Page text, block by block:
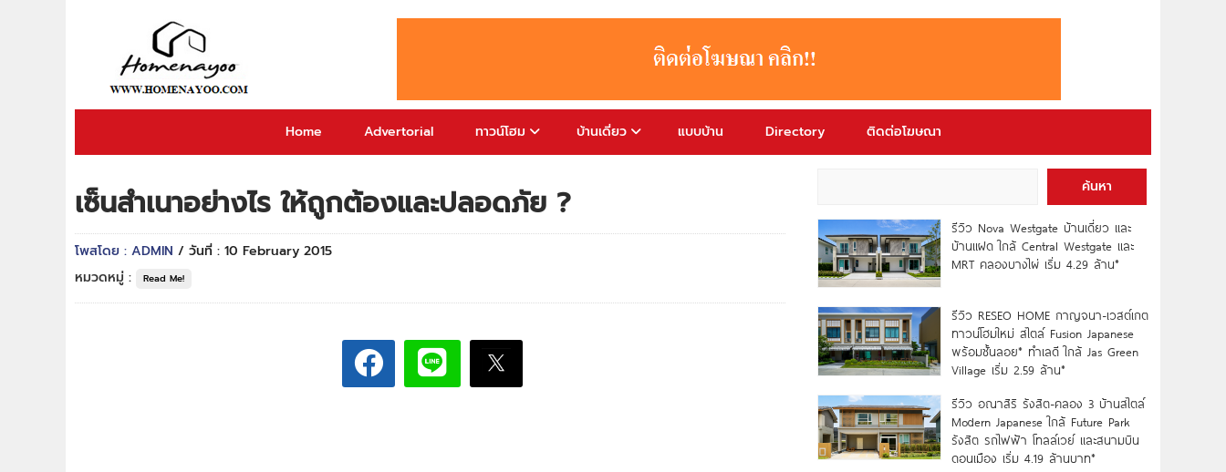
Home Advertorial ทาวน์โฮม บ้านเดี่ยว แบบบ้าน Directory ติดต่อโฆษณา
เซ็นสำเนาอย่างไร ให้ถูกต้องและปลอดภัย ?
โพสโดย : ADMIN / วันที่ : 10 February 2015
หมวดหมู่ :
Read Me!
ค้นหา
รีวิว Nova Westgate บ้านเดี่ยว และ
บ้านแฝด ใกล้ Central Westgate และ
MRT คลองบางไผ่ เริ่ม 4.29 ล้าน*
รีวิว RESEO HOME กาญจนา-เวสต์เกต
ทาวน์โฮมใหม่ สไตล์ Fusion Japanese
พร้อมชั้นลอย* ทำเลดี ใกล้ Jas Green
Village เริ่ม 2.59 ล้าน*
รีวิว อณาสิริ รังสิต-คลอง 3 บ้านสไตล์
Modern Japanese ใกล้ Future Park
รังสิต รถไฟฟ้า โทลล์เวย์ และสนามบิน
ดอนเมือง เริ่ม 4.19 ล้านบาท*